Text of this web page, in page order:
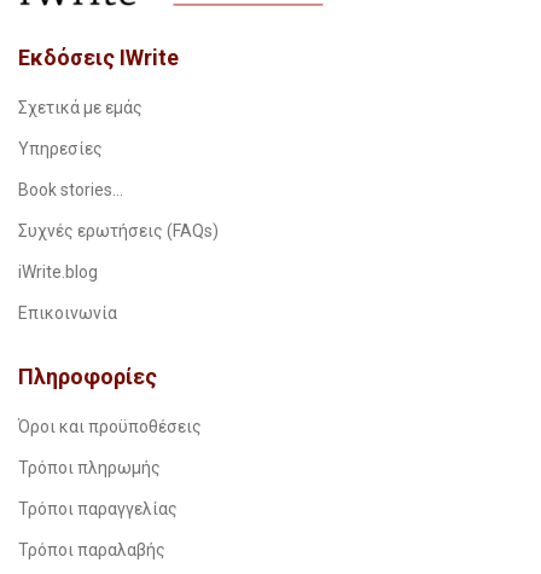
Εκδόσεις IWrite
Σχετικά με εμάς
Υπηρεσίες
Book stories…
Συχνές ερωτήσεις (FAQs)
iWrite.blog
Επικοινωνία
Πληροφορίες
Όροι και προϋποθέσεις
Τρόποι πληρωμής
Τρόποι παραγγελίας
Τρόποι παραλαβής